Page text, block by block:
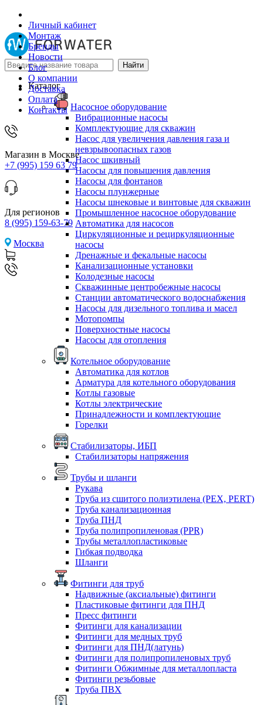
Личный кабинет
Монтаж
Бренды
Новости
Блог
О компании
Доставка
Оплата
Контакты
Магазин в Москве
+7 (995) 159 63 79
Для регионов
8 (995) 159-63-79
Москва
Каталог
Насосное оборудование
Вибрационные насосы
Комплектующие для скважин
Насос для увеличения давления газа и
невзрывоопасных газов
Насос шкивный
Насосы для повышения давления
Насосы для фонтанов
Насосы плунжерные
Насосы шнековые и винтовые для скважин
Промышленное насосное оборудование
Автоматика для насосов
Циркуляционные и рециркуляционные
насосы
Дренажные и фекальные насосы
Канализационные установки
Колодезные насосы
Скважинные центробежные насосы
Станции автоматического водоснабжения
Насосы для дизельного топлива и масел
Мотопомпы
Поверхностные насосы
Насосы для отопления
Котельное оборудование
Автоматика для котлов
Арматура для котельного оборудования
Котлы газовые
Котлы электрические
Принадлежности и комплектующие
Горелки
Стабилизаторы, ИБП
Стабилизаторы напряжения
Трубы и шланги
Рукава
Труба из сшитого полиэтилена (PEX, PERT)
Труба канализационная
Труба ПНД
Труба полипропиленовая (PPR)
Трубы металлопластиковые
Гибкая подводка
Шланги
Фитинги для труб
Надвижные (аксиальные) фитинги
Пластиковые фитинги для ПНД
Пресс фитинги
Фитинги для канализации
Фитинги для медных труб
Фитинги для ПНД(латунь)
Фитинги для полипропиленовых труб
Фитинги Обжимные для металлопласта
Фитинги резьбовые
Труба ПВХ